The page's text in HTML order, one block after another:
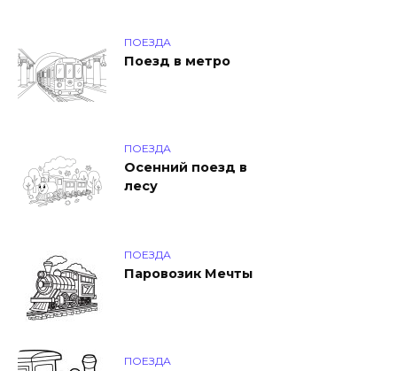
ПОЕЗДА
Поезд в метро
ПОЕЗДА
Осенний поезд в
лесу
ПОЕЗДА
Паровозик Мечты
ПОЕЗДА